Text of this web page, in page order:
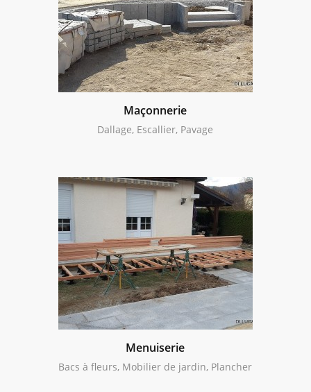
Maçonnerie
Dallage, Escallier, Pavage
Menuiserie
Bacs à fleurs, Mobilier de jardin, Plancher